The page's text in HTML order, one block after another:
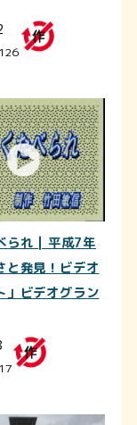
られ | 平成7年
と発見！ビデオ
」ビデオグラン